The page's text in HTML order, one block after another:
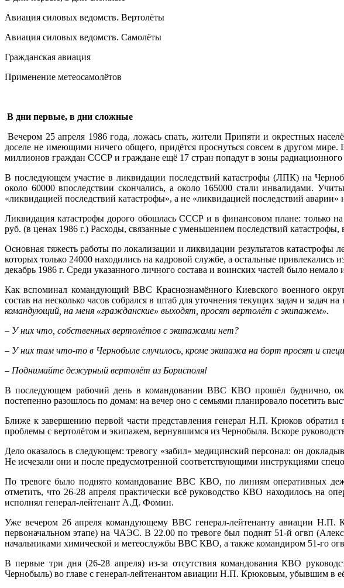
Авиация силовых ведомств. Вертолёты
Авиация силовых ведомств. Самолёты
Гражданская авиация
Применение метеосамолётов
В дни первые, в дни сложные
Вечером 25 апреля 1986 года, ложась спать, жители Припяти и окрестных
доселе не имеющими ничего общего, придётся проснуться совсем в другом
миллионов граждан СССР и граждане ещё 17 стран попадут в зоны радиационного
В последующем участие в ликвидации последствий катастрофы (ЛПК) на
около 60000 впоследствии скончались, а около 165000 стали инвалидами.
«ликвидацией последствий катастрофы», а не «ликвидацией последствий
Ликвидация катастрофы дорого обошлась СССР и в финансовом плане: только
руб. (в ценах 1986 г.) Расходы, связанные с уменьшением последствий
Основная тяжесть работы по локализации и ликвидации результатов катастрофы
которых только 24000 находились на кадровой службе, а остальные
декабрь 1986 г. Среди указанного личного состава и воинских частей было
Как вспоминал командующий ВВС Краснознамённого Киевского военного
состав на несколько часов собрался в штаб для уточнения текущих задач и
командующий, на меня «гражданские» выходят, просят вертолёт с экипажем».
– У них что, собственных вертолётов с экипажами нет?
– У них там что-то в Чернобыле случилось, кроме экипажа на борт просят и
– Поднимайте дежурный вертолёт из Борисполя!
В последующем рабочий день в командовании ВВС КВО прошёл буднично,
постепенно разошлось по домам: на вечер оно с семьями планировало посетить
Ближе к завершению первой части представления генерал Н.П. Крюков
проблемы с вертолётом и экипажем, вернувшимся из Чернобыля. Вскоре
Дело оказалось в следующем: тревогу «забил» медицинский персонал: он
Не исчезали они и после предусмотренной соответствующими инструкциями
По тревоге было поднято командование ВВС КВО, по линиям
отметить, что 26-28 апреля практически всё руководство КВО находилось на
исполнял генерал-лейтенант А.Д. Фомин.
Уже вечером 26 апреля командующему ВВС генерал-лейтенанту авиации Н.П.
первоначальном этапе) на ЧАЭС. В 22.00 по тревоге был поднят 51-й огвп
начальниками химической и метеослужбы ВВС КВО, а также командиром 51-го
В первые три дня (26-28 апреля) из-за отсутствия командования КВО
Чернобыль) во главе с генерал-лейтенантом авиации Н.П. Крюковым, убывшим в